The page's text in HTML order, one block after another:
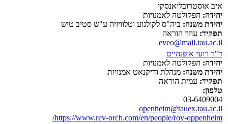
איב אוסטרובליאנסקי
יחידה: הפקולטה לאמנויות
יחידת משנה: ביה"ס לקולנוע וטלוויזיה ע"ש סטיב טיש
תפקיד: עוזר הוראה
eveo@mail.tau.ac.il
ד"ר רועי אופנהיים
יחידה: הפקולטה לאמנויות
יחידת משנה: מנהלת ודיקנאט אמנויות
תפקיד: עמית הוראה
טלפון:
03-6409004
openheim@tauex.tau.ac.il
https://www.rev-orch.com/en/people/roy-oppenheim/